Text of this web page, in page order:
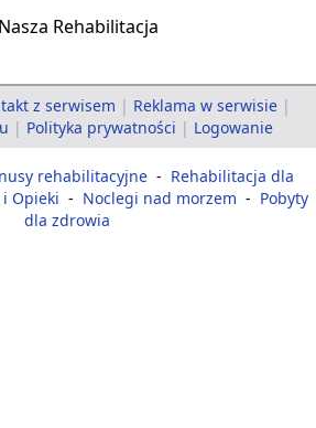
z serwisem | Reklama w serwisie |
| Polityka prywatności | Logowanie
rehabilitacyjne - Rehabilitacja dla
i Opieki - Noclegi nad morzem - Pobyty
dla zdrowia